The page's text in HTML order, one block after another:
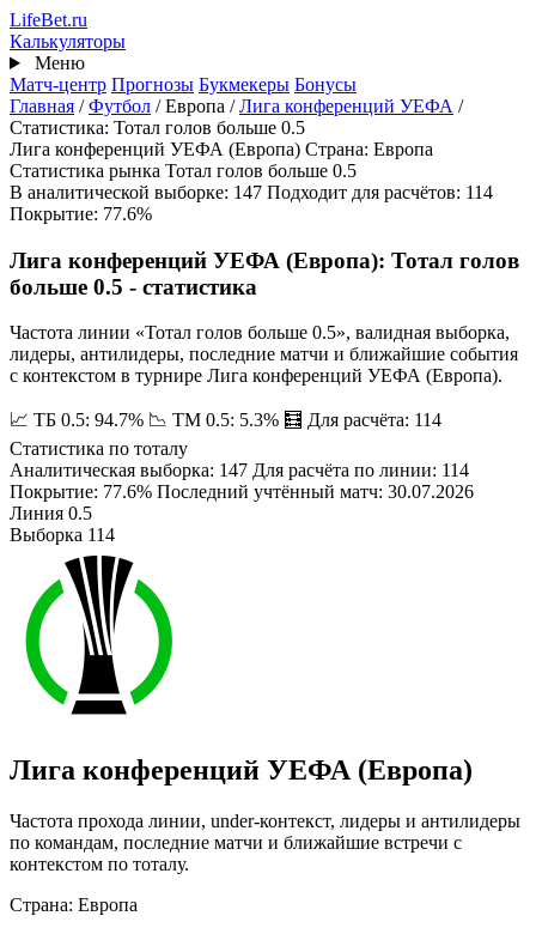
Перейти
к
основному
содержанию
LifeBet.ru
Калькуляторы
Меню
Матч-центр Прогнозы Букмекеры Бонусы
Главная / Футбол / Европа / Лига конференций УЕФА /
Статистика: Тотал голов больше 0.5
Лига конференций УЕФА (Европа) Страна: Европа
Статистика рынка Тотал голов больше 0.5
В аналитической выборке: 147 Подходит для расчётов: 114
Покрытие: 77.6%
Лига конференций УЕФА (Европа): Тотал голов
больше 0.5 - статистика
Частота линии «Тотал голов больше 0.5», валидная выборка,
лидеры, антилидеры, последние матчи и ближайшие события
с контекстом в турнире Лига конференций УЕФА (Европа).
📈 ТБ 0.5: 94.7% 📉 ТМ 0.5: 5.3% 🧮 Для расчёта: 114
Статистика по тоталу
Аналитическая выборка: 147 Для расчёта по линии: 114
Покрытие: 77.6% Последний учтённый матч: 30.07.2026
Линия 0.5
Выборка 114
Лига конференций УЕФА (Европа)
Частота прохода линии, under-контекст, лидеры и антилидеры
по командам, последние матчи и ближайшие встречи с
контекстом по тоталу.
Страна: Европа